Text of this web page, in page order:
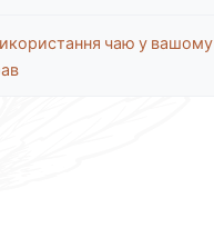
чаю у вашому